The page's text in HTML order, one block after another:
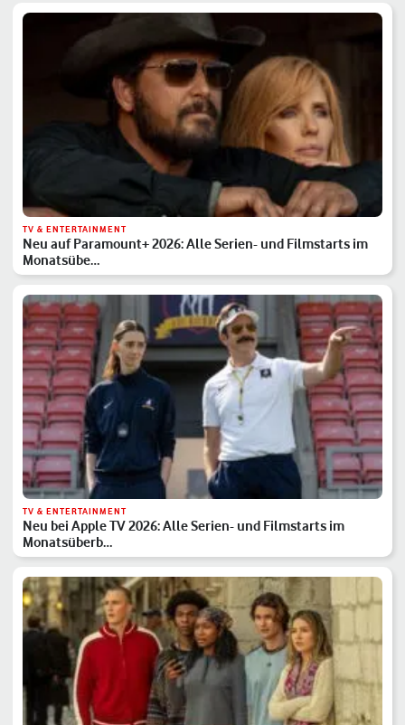
TV & ENTERTAINMENT
Neu auf Paramount+ 2026: Alle Serien- und Filmstarts im
Monatsübe…
TV & ENTERTAINMENT
Neu bei Apple TV 2026: Alle Serien- und Filmstarts im
Monatsüberb…